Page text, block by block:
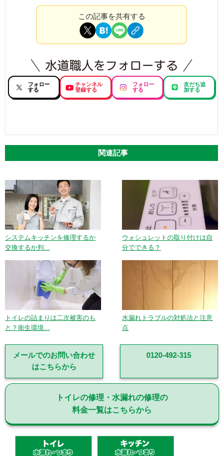
この記事を共有する
フォロー
する
チャンネル
登録する
フォロー
する
友だち追
加する
関連記事
システムキッチンを修理するか
交換するか判...
ウォシュレットの取り付けは自
分でできる？
トイレの詰まりは二次被害のも
と？衛生環境...
水漏れトラブルの対処法と注意
点
メールでのお問い合わせ
はこちらから
0120-492-315
トイレの修理・水漏れの修理の
料金一覧はこちらから